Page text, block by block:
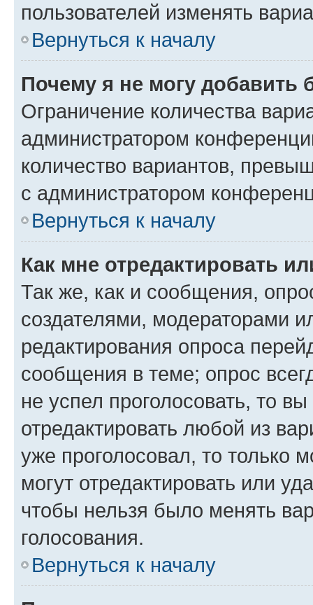
пользователей изменять
Вернуться к началу
Почему я не могу добавить
Ограничение количества
администратором
количество вариантов,
с администратором
Вернуться к началу
Как мне отредактировать
Так же, как и сообщения,
создателями, модераторами
редактирования опроса
сообщения в теме; опрос
не успел проголосовать, то
отредактировать любой из
уже проголосовал, то только
могут отредактировать или
чтобы нельзя было менять
голосования.
Вернуться к началу